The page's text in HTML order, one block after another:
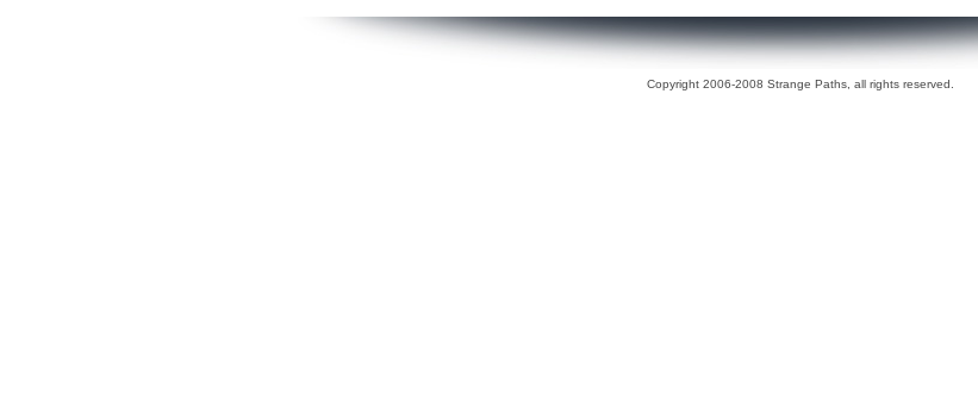
Copyright 2006-2008 Strange Paths, all rights reserved.